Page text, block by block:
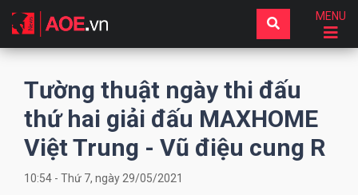
MENU
Tường thuật ngày thi đấu
thứ hai giải đấu MAXHOME
Việt Trung - Vũ điệu cung R
10:54 - Thứ 7, ngày 29/05/2021